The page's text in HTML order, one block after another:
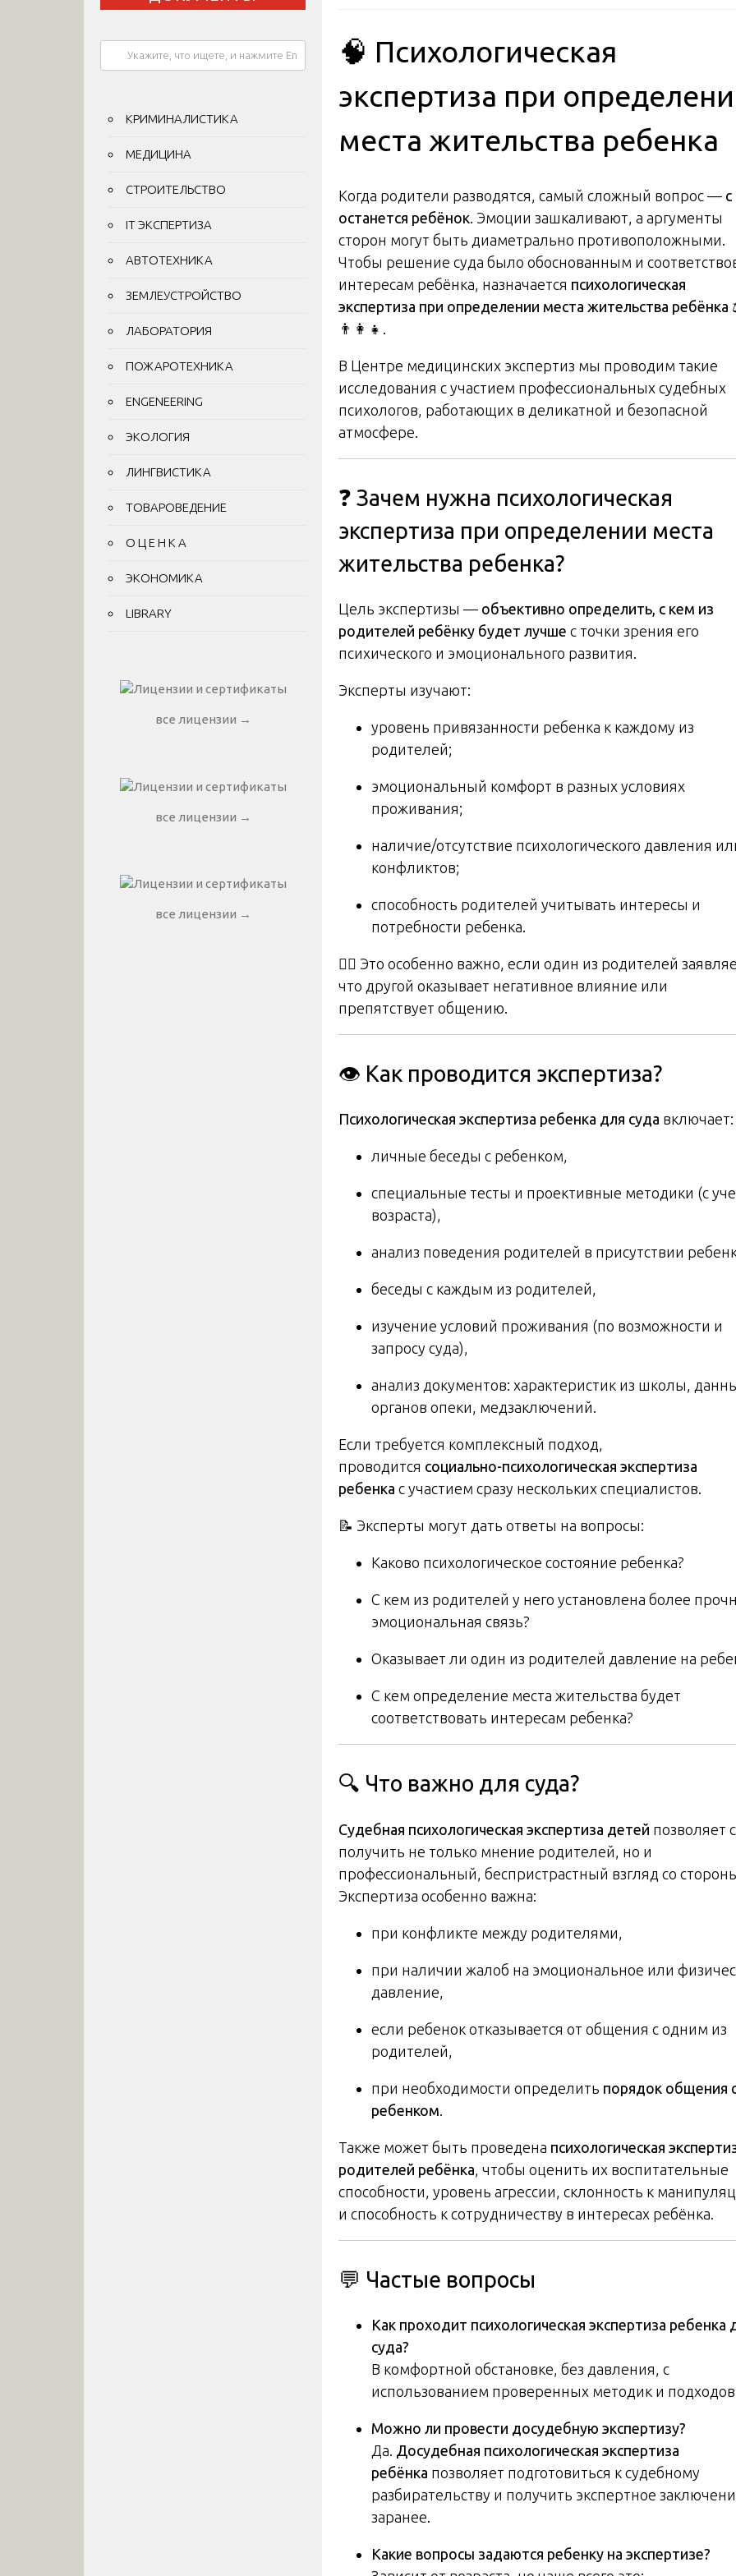
🧠 Психологическая
экспертиза при
места жительства ребенка
Когда родители разводятся, самый сложный вопрос —
останется ребёнок . Эмоции зашкаливают, а аргументы
сторон могут быть диаметрально противоположными.
Чтобы решение суда было обоснованным и
интересам ребёнка, назначается психологическая
экспертиза при определении места жительства ребёнка
👨‍👩‍👧.
В Центре медицинских экспертиз мы проводим такие
исследования с участием профессиональных судебных
психологов, работающих в деликатной и безопасной
атмосфере.
❓ Зачем нужна психологическая
экспертиза при определении места
жительства ребенка?
Цель экспертизы — объективно определить, с кем из
родителей ребёнку будет лучше с точки зрения его
психического и эмоционального развития.
Эксперты изучают:
уровень привязанности ребенка к каждому из
родителей;
эмоциональный комфорт в разных условиях
проживания;
наличие/отсутствие психологического давления
конфликтов;
способность родителей учитывать интересы и
потребности ребенка.
🧑‍⚕️ Это особенно важно, если один из родителей
что другой оказывает негативное влияние или
препятствует общению.
👁 Как проводится экспертиза?
Психологическая экспертиза ребенка для суда включает:
личные беседы с ребенком,
специальные тесты и проективные методики (с
возраста),
анализ поведения родителей в присутствии
беседы с каждым из родителей,
изучение условий проживания (по возможности и
запросу суда),
анализ документов: характеристик из школы,
органов опеки, медзаключений.
Если требуется комплексный подход,
проводится социально-психологическая экспертиза
ребенка с участием сразу нескольких специалистов.
📝 Эксперты могут дать ответы на вопросы:
Каково психологическое состояние ребенка?
С кем из родителей у него установлена более
эмоциональная связь?
Оказывает ли один из родителей давление на
С кем определение места жительства будет
соответствовать интересам ребенка?
🔍 Что важно для суда?
Судебная психологическая экспертиза детей позволяет
получить не только мнение родителей, но и
профессиональный, беспристрастный взгляд со
Экспертиза особенно важна:
при конфликте между родителями,
при наличии жалоб на эмоциональное или
давление,
если ребенок отказывается от общения с одним из
родителей,
при необходимости определить порядок общения
ребенком
Также может быть проведена психологическая
родителей ребёнка , чтобы оценить их воспитательные
способности, уровень агрессии, склонность к
и способность к сотрудничеству в интересах ребёнка.
💬 Частые вопросы
Как проходит психологическая экспертиза ребенка
суда?
В комфортной обстановке, без давления, с
использованием проверенных методик и
Можно ли провести досудебную экспертизу?
Да. Досудебная психологическая экспертиза
ребёнка позволяет подготовиться к судебному
разбирательству и получить экспертное
заранее.
Какие вопросы задаются ребенку на экспертизе?
КРИМИНАЛИСТИКА
МЕДИЦИНА
СТРОИТЕЛЬСТВО
IT ЭКСПЕРТИЗА
АВТОТЕХНИКА
ЗЕМЛЕУСТРОЙСТВО
ЛАБОРАТОРИЯ
ПОЖАРОТЕХНИКА
ENGENEERING
ЭКОЛОГИЯ
ЛИНГВИСТИКА
ТОВАРОВЕДЕНИЕ
О Ц Е Н К А
ЭКОНОМИКА
LIBRARY
все лицензии →
все лицензии →
все лицензии →